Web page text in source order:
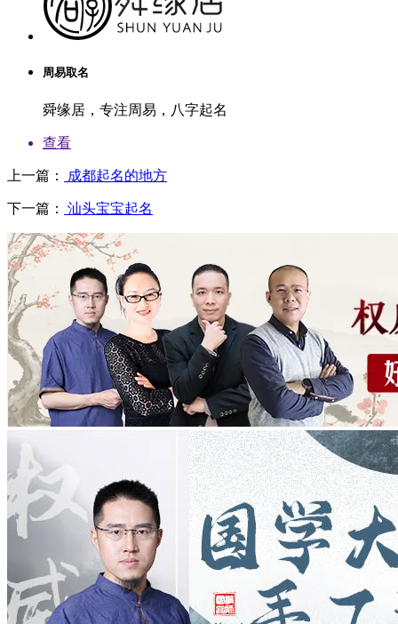
周易取名
舜缘居，专注周易，八字起名
查看
上一篇： 成都起名的地方
下一篇： 汕头宝宝起名